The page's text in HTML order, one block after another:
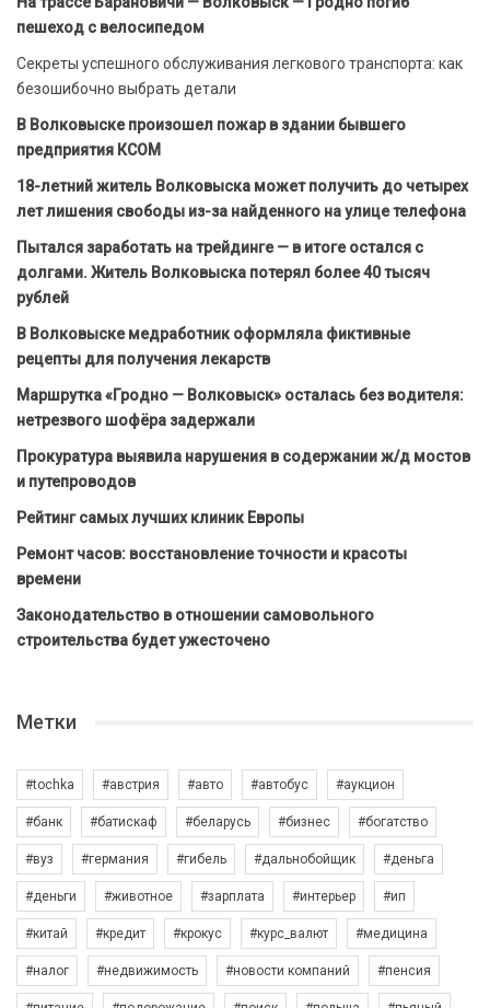
пешеход с велосипедом
Секреты успешного обслуживания легкового транспорта: как
безошибочно выбрать детали
В Волковыске произошел пожар в здании бывшего
предприятия КСОМ
18-летний житель Волковыска может получить до четырех
лет лишения свободы из-за найденного на улице телефона
Пытался заработать на трейдинге — в итоге остался с
долгами. Житель Волковыска потерял более 40 тысяч
рублей
В Волковыске медработник оформляла фиктивные
рецепты для получения лекарств
Маршрутка «Гродно — Волковыск» осталась без водителя:
нетрезвого шофёра задержали
Прокуратура выявила нарушения в содержании ж/д мостов
и путепроводов
Рейтинг самых лучших клиник Европы
Ремонт часов: восстановление точности и красоты
времени
Законодательство в отношении самовольного
строительства будет ужесточено
Метки
#tochka #австрия #авто #автобус #аукцион
#банк #батискаф #беларусь #бизнес #богатство
#вуз #германия #гибель #дальнобойщик #деньга
#деньги #животное #зарплата #интерьер #ип
#китай #кредит #крокус #курс_валют #медицина
#налог #недвижимость #новости компаний #пенсия